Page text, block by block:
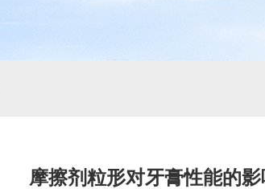
摩擦剂粒形对牙膏性能的影